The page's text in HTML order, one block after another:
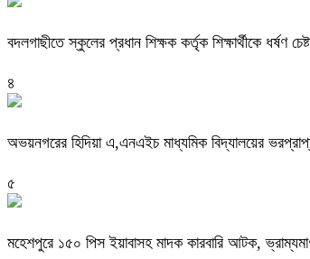
বদলগাছীতে স্কুলের প্রধান শিক্ষক কর্তৃক শিক্ষার্থীকে ধর্ষণ
৪
অভয়নগরের হিদিয়া এ,এনএইচ মাধ্যমিক বিদ্যালয়ের
৫
মহেশপুরে ১৫০ পিস ইয়াবাসহ মাদক কারবারি আটক,